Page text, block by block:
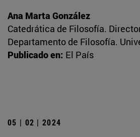
Ana Marta González
Catedrática de Filosofía.
Departamento de Filosofía.
Publicado en: El País
05 | 02 | 2024